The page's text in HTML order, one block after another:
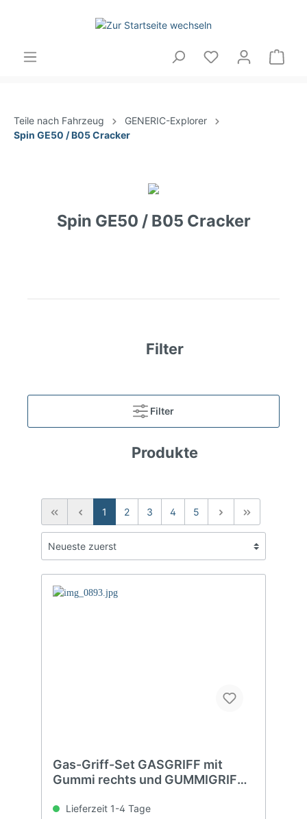
Teile nach Fahrzeug
GENERIC-Explorer
Spin GE50 / B05 Cracker
Spin GE50 / B05 Cracker
Filter
Filter
Produkte
1 2 3 4 5
Gas-Griff-Set GASGRIFF mit
Gummi rechts und GUMMIGRIFF
Lieferzeit 1-4 Tage